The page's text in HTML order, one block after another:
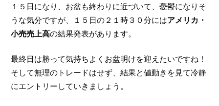
１５日になり、お盆も終わりに近づいて、憂鬱になりそ
うな気分ですが、１５日の２１時３０分にはアメリカ・
小売売上高の結果発表があります。
最終日は勝って気持ちよくお盆明けを迎えたいですね！
そして無理のトレードはせず、結果と値動きを見て冷静
にエントリーしていきましょう。